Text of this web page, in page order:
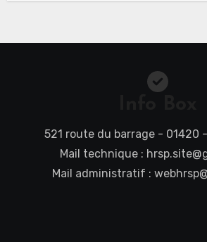
521 route du barrage - 01420 -
Mail technique :
Mail administratif :